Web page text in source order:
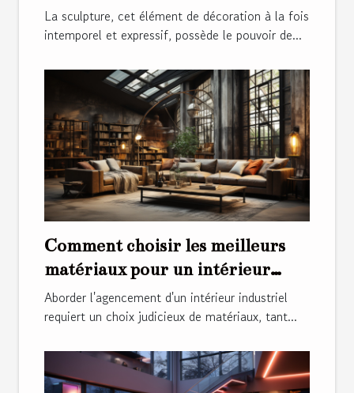
maison
La sculpture, cet élément de décoration à la fois
intemporel et expressif, possède le pouvoir de...
Comment choisir les meilleurs
matériaux pour un intérieur
industriel
Aborder l'agencement d'un intérieur industriel
requiert un choix judicieux de matériaux, tant...